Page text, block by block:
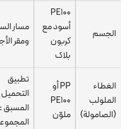
الجسم
PE100
أسود مع
كربون
بلاك
مسار
ومقر الأجزاء
الغطاء
الملولب
(الصامولة)
PP أو
PE100
ملوّن
تطبيق
التحميل
المسبق
المجموعة